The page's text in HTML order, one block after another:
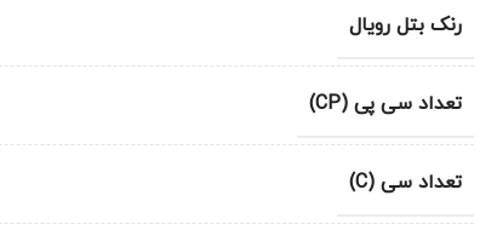
رنک بتل رویال
تعداد سی پی (CP)
تعداد سی (C)